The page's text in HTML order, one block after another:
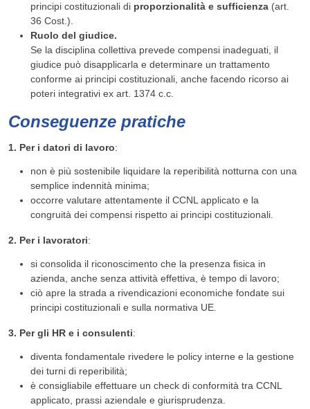
principi costituzionali di proporzionalità e sufficienza (art.
36 Cost.).
Ruolo del giudice.
Se la disciplina collettiva prevede compensi inadeguati, il
giudice può disapplicarla e determinare un trattamento
conforme ai principi costituzionali, anche facendo ricorso ai
poteri integrativi ex art. 1374 c.c.
Conseguenze pratiche
1. Per i datori di lavoro:
non è più sostenibile liquidare la reperibilità notturna con una
semplice indennità minima;
occorre valutare attentamente il CCNL applicato e la
congruità dei compensi rispetto ai principi costituzionali.
2. Per i lavoratori:
si consolida il riconoscimento che la presenza fisica in
azienda, anche senza attività effettiva, è tempo di lavoro;
ciò apre la strada a rivendicazioni economiche fondate sui
principi costituzionali e sulla normativa UE.
3. Per gli HR e i consulenti:
diventa fondamentale rivedere le policy interne e la gestione
dei turni di reperibilità;
è consigliabile effettuare un check di conformità tra CCNL
applicato, prassi aziendale e giurisprudenza.